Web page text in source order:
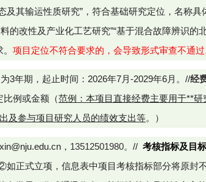
及其输运性质研究”，符合基础研究定位，名称具
改性及产业化工艺研究”“基于混合故障辨识的
项目定位不符合要求的，会导致形式审查不通过
3年期，起止时间：2026年7月-2029年6月。//经
例或金额（范例：本项目直接经费主要用于**
及参与项目研究人员的绩效支出等。）
， 13512501980。 // 考核指标及目
如正式立项，信息表中项目考核指标部分将原封